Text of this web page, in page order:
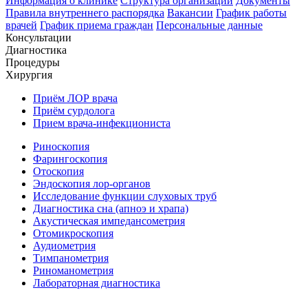
Правила внутреннего распорядка Вакансии График работы
врачей График приема граждан Персональные данные
Консультации
Диагностика
Процедуры
Хирургия
Приём ЛОР врача
Приём сурдолога
Прием врача-инфекциониста
Риноскопия
Фарингоскопия
Отоскопия
Эндоскопия лор-органов
Исследование функции слуховых труб
Диагностика сна (апноэ и храпа)
Акустическая импедансометрия
Отомикроскопия
Аудиометрия
Тимпанометрия
Риноманометрия
Лабораторная диагностика